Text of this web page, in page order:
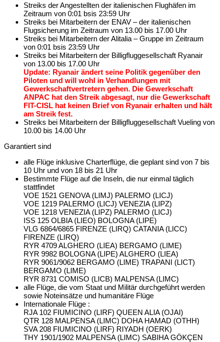
Streiks der Angestellten der italienischen Flughäfen im
Zeitraum von 0:01 bsis 23:59 Uhr
Streiks bei Mitarbeitern der ENAV – der italienischen
Flugsicherung im Zeitraum von 13.00 bis 17.00 Uhr
Streiks bei Mitarbeitern der Alitalia – Gruppe im Zeitraum
von 0:01 bsis 23:59 Uhr
Streiks bei Mitarbeitern der Billigfluggesellschaft Ryanair
von 13.00 bis 17.00 Uhr
Update: Ryanair ändert seine Politik gegenüber den
Piloten und will wohl in Verhandlungen mit
Gewerkschaftvertretern gehen. Die Gewerkschaft
ANPAC hat den Streik abgesagt, nur die Gewerkschaft
FIT-CISL hat keinen Brief von Ryanair erhalten und hält
am Streik fest.
Streiks bei Mitarbeitern der Billigfluggesellschaft Vueling von
10.00 bis 14.00 Uhr
Garantiert sind
alle Flüge inklusive Charterflüge, die geplant sind von 7 bis
10 Uhr und von 18 bis 21 Uhr
Bestimmte Flüge auf die Inseln, die nur einmal täglich
stattfindet
VOE 1521 GENOVA (LIMJ) PALERMO (LICJ)
VOE 1219 PALERMO (LICJ) VENEZIA (LIPZ)
VOE 1218 VENEZIA (LIPZ) PALERMO (LICJ)
ISS 125 OLBIA (LIEO) BOLOGNA (LIPE)
VLG 6864/6865 FIRENZE (LIRQ) CATANIA (LICC)
FIRENZE (LIRQ)
RYR 4709 ALGHERO (LIEA) BERGAMO (LIME)
RYR 9982 BOLOGNA (LIPE) ALGHERO (LIEA)
RYR 9061/9062 BERGAMO (LIME) TRAPANI (LICT)
BERGAMO (LIME)
RYR 8731 COMISO (LICB) MALPENSA (LIMC)
alle Flüge, die vom Staat und Militär durchgeführt werden
sowie Noteinsätze und humanitäre Flüge
Internationale Flüge :
RJA 102 FIUMICINO (LIRF) QUEEN ALIA (OJAI)
QTR 128 MALPENSA (LIMC) DOHA HAMAD (OTHH)
SVA 208 FIUMICINO (LIRF) RIYADH (OERK)
THY 1901/1902 MALPENSA (LIMC) SABIHA GÖKÇEN